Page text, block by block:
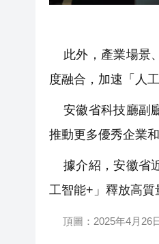
此外，產業場景
度融合，加速「人
安徽省科技廳副
推動更多優秀企業
據介紹，安徽省
工智能+」釋放高質
頂圖：2025年4月26